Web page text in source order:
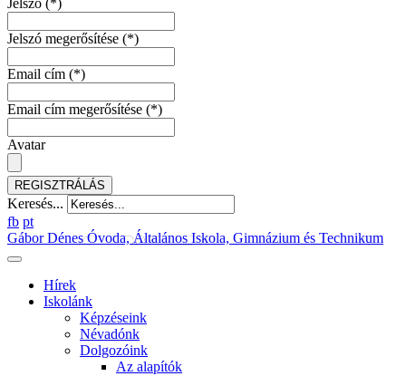
Jelszó megerősítése (*)
Email cím (*)
Email cím megerősítése (*)
Avatar
REGISZTRÁLÁS
Keresés...
fb pt
Gábor Dénes Óvoda, Általános Iskola, Gimnázium és Technikum
Hírek
Iskolánk
Képzéseink
Névadónk
Dolgozóink
Az alapítók